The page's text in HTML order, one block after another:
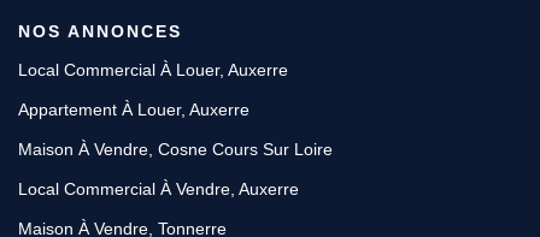
NOS ANNONCES
Local Commercial À Louer, Auxerre
Appartement À Louer, Auxerre
Maison À Vendre, Cosne Cours Sur Loire
Local Commercial À Vendre, Auxerre
Maison À Vendre, Tonnerre